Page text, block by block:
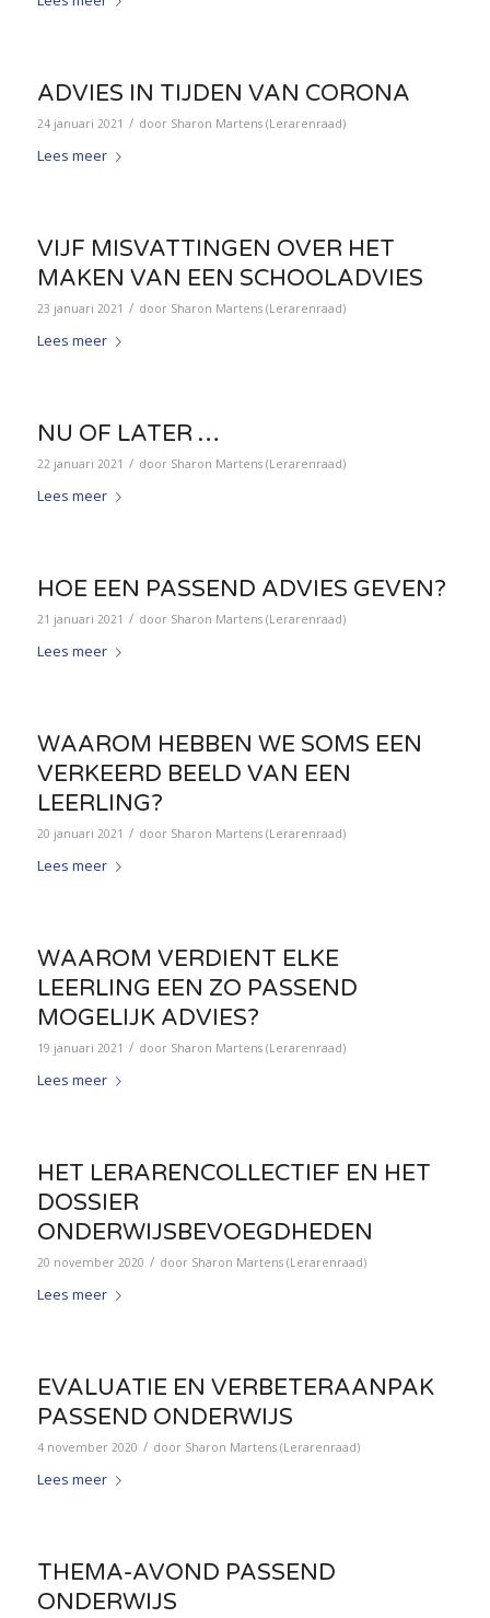
ADVIES IN TIJDEN VAN CORONA
24 januari 2021 / door Sharon Martens (Lerarenraad)
Lees meer
VIJF MISVATTINGEN OVER HET
MAKEN VAN EEN SCHOOLADVIES
23 januari 2021 / door Sharon Martens (Lerarenraad)
Lees meer
NU OF LATER …
22 januari 2021 / door Sharon Martens (Lerarenraad)
Lees meer
HOE EEN PASSEND ADVIES GEVEN?
21 januari 2021 / door Sharon Martens (Lerarenraad)
Lees meer
WAAROM HEBBEN WE SOMS EEN
VERKEERD BEELD VAN EEN
LEERLING?
20 januari 2021 / door Sharon Martens (Lerarenraad)
Lees meer
WAAROM VERDIENT ELKE
LEERLING EEN ZO PASSEND
MOGELIJK ADVIES?
19 januari 2021 / door Sharon Martens (Lerarenraad)
Lees meer
HET LERARENCOLLECTIEF EN HET
DOSSIER
ONDERWIJSBEVOEGDHEDEN
20 november 2020 / door Sharon Martens (Lerarenraad)
Lees meer
EVALUATIE EN VERBETERAANPAK
PASSEND ONDERWIJS
4 november 2020 / door Sharon Martens (Lerarenraad)
Lees meer
THEMA-AVOND PASSEND
ONDERWIJS